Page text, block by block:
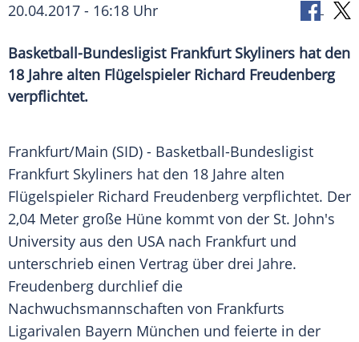
20.04.2017 - 16:18 Uhr
Basketball-Bundesligist Frankfurt Skyliners hat den
18 Jahre alten Flügelspieler Richard Freudenberg
verpflichtet.
Frankfurt/Main (SID) - Basketball-Bundesligist
Frankfurt Skyliners hat den 18 Jahre alten
Flügelspieler Richard Freudenberg verpflichtet. Der
2,04 Meter große Hüne kommt von der St. John's
University aus den USA nach Frankfurt und
unterschrieb einen Vertrag über drei Jahre.
Freudenberg durchlief die
Nachwuchsmannschaften von Frankfurts
Ligarivalen Bayern München und feierte in der